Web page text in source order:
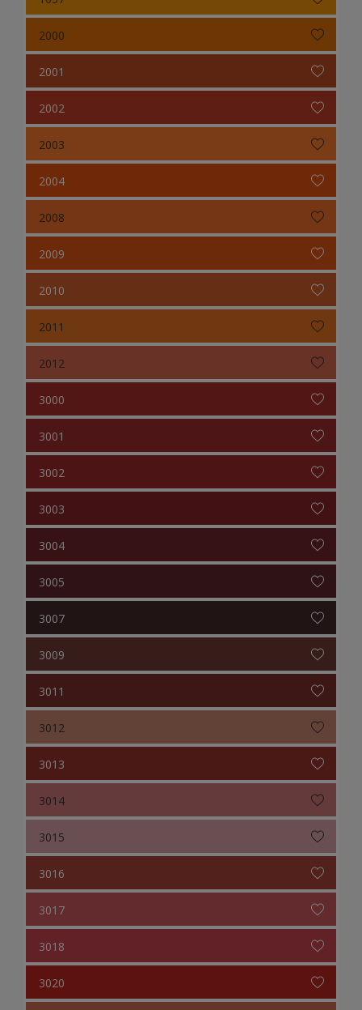
2000
2001
2002
2003
2004
2008
2009
2010
2011
2012
3000
3001
3002
3003
3004
3005
3007
3009
3011
3012
3013
3014
3015
3016
3017
3018
3020